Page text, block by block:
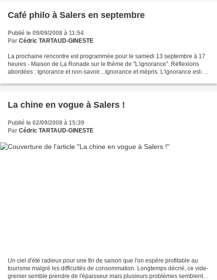
Café philo à Salers en septembre
Publié le 09/09/2008 à 11:54
Par Cédric TARTAUD-GINESTE
La prochaine rencontre est programmée pour le samedi 13 septembre à 17
heures - Maison de La Ronade sur le thème de "L'ignorance". Réflexions
abordées : Ignorance et non-savoir....Ignorance et mépris. L'ignorance est-
La chine en vogue à Salers !
Publié le 02/09/2008 à 15:39
Par Cédric TARTAUD-GINESTE
Un ciel d'été radieux pour une fin de saison que l'on espère profitable au
tourisme malgré les difficultés de consommation. Longtemps décrié, ce vide-
grenier semble prendre de l'épaisseur mais plusieurs problèmes semblent à